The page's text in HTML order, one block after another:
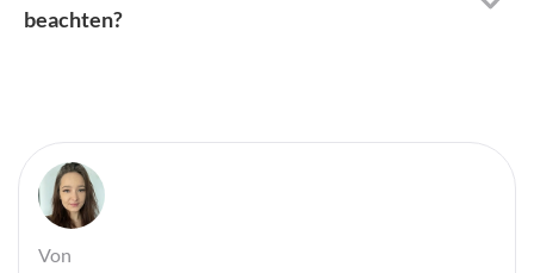
beachten?
Von